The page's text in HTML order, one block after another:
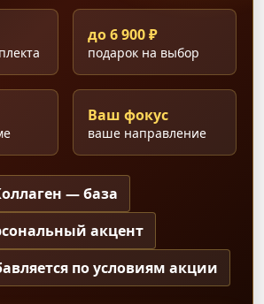
до 6 900 ₽
подарок на выбор
Ваш фокус
ваше направление
— база
акцент
по условиям акции